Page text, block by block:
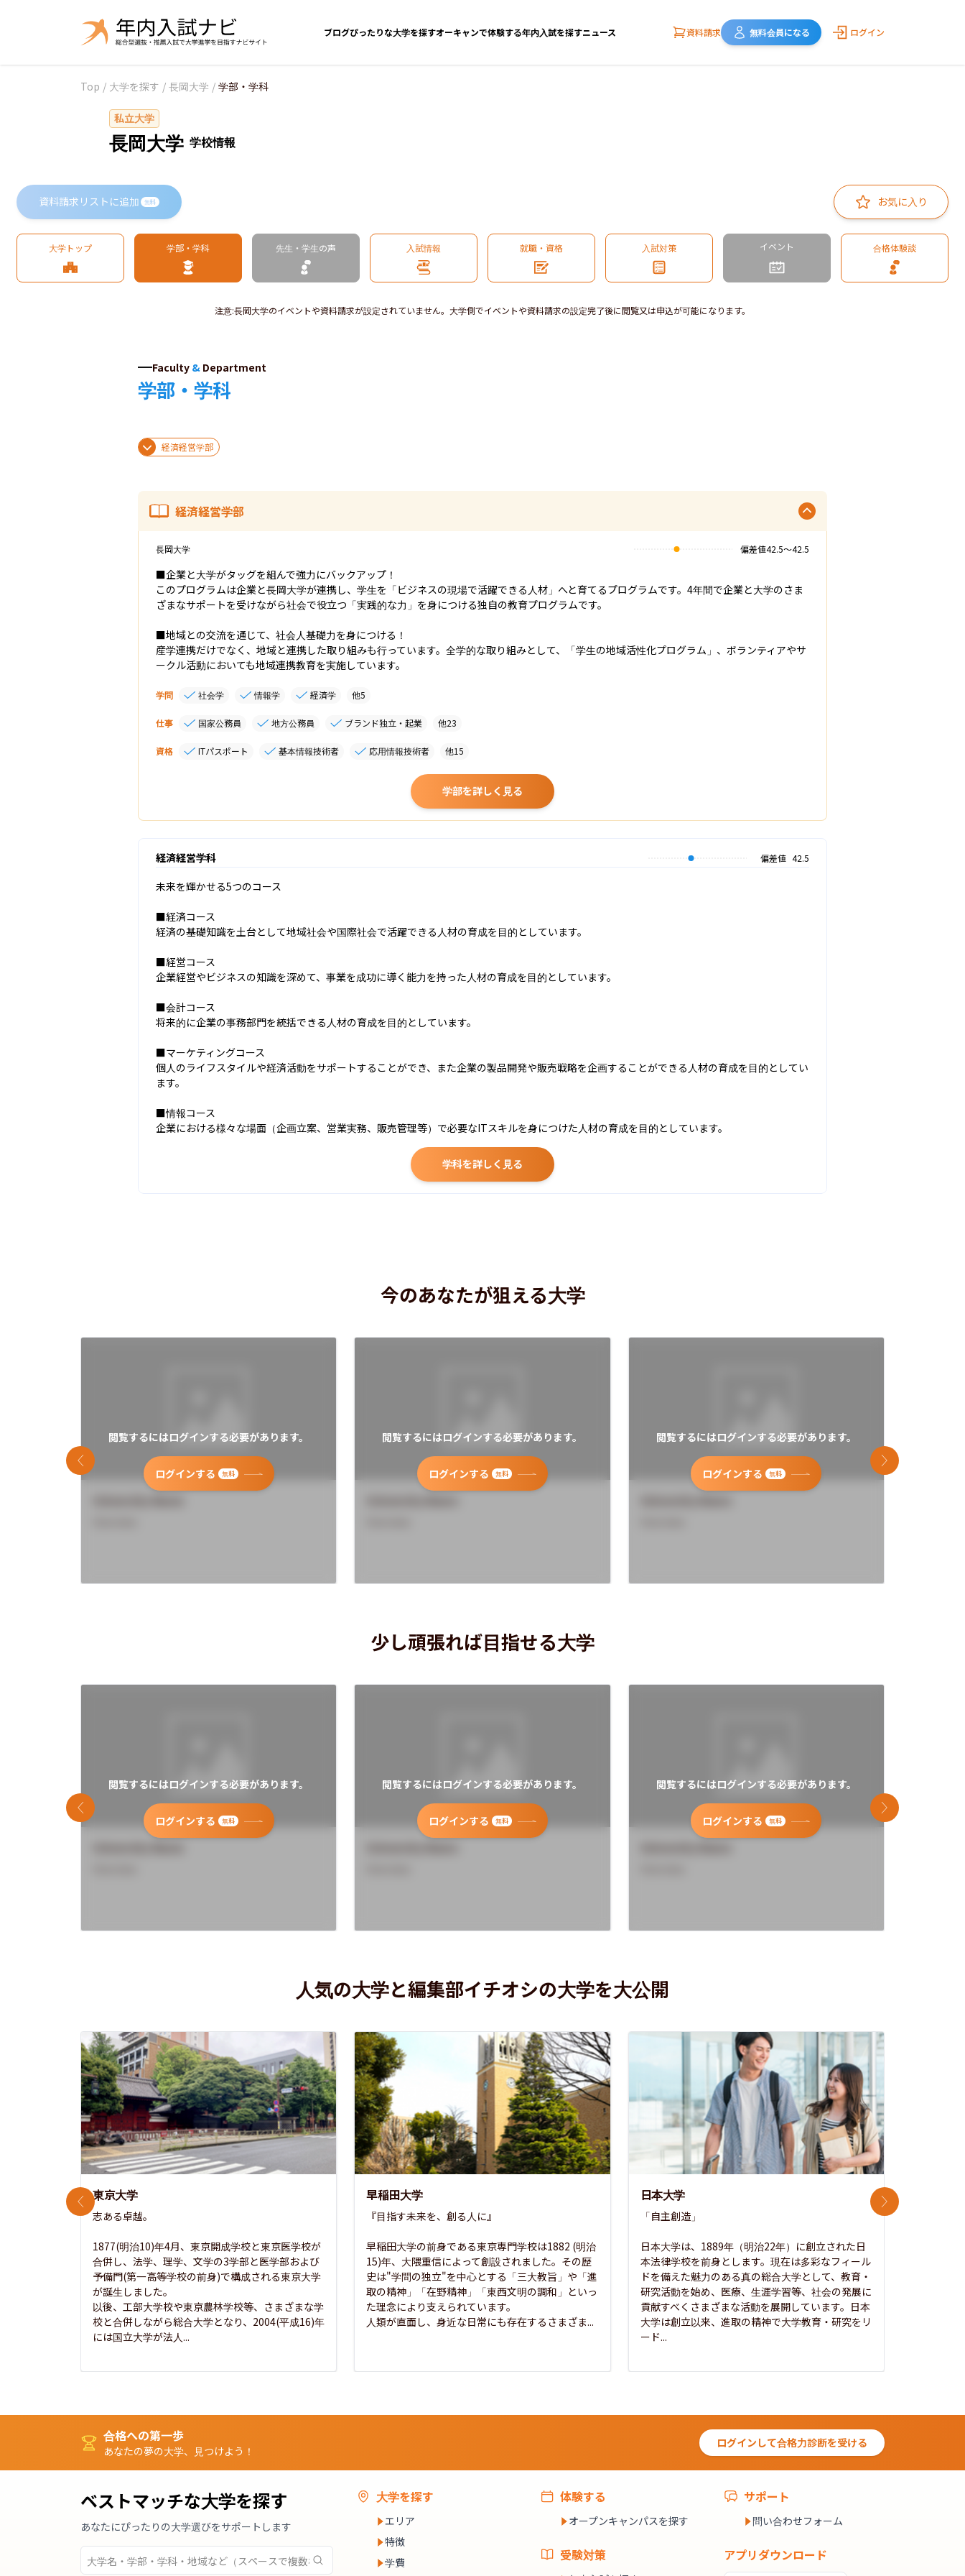
ブログぴったりな大学を探すオーキャンで体験する年内入試を探すニュース 資料請求 無料会員になる ログイン
Top / 大学を探す / 長岡大学 / 学部・学科
私立大学
長岡大学 学校情報
資料請求リストに追加 無料 お気に入り
大学トップ 学部・学科 先生・学生の声 入試情報 就職・資格 入試対策 イベント 合格体験談
注意:長岡大学のイベントや資料請求が設定されていません。大学側でイベントや資料請求の設定完了後に閲覧又は申込が可能になります。
Faculty & Department
学部・学科
経済経営学部
経済経営学部
長岡大学 偏差値42.5〜42.5
■企業と大学がタッグを組んで強力にバックアップ！
このプログラムは企業と長岡大学が連携し、学生を「ビジネスの現場で活躍できる人材」へと育てるプログラムです。4年間で企業と大学のさま
ざまなサポートを受けながら社会で役立つ「実践的な力」を身につける独自の教育プログラムです。
■地域との交流を通じて、社会人基礎力を身につける！
産学連携だけでなく、地域と連携した取り組みも行っています。全学的な取り組みとして、「学生の地域活性化プログラム」、ボランティアやサ
ークル活動においても地域連携教育を実施しています。
学問 社会学 情報学 経済学 他5
仕事 国家公務員 地方公務員 ブランド独立・起業 他23
資格 ITパスポート 基本情報技術者 応用情報技術者 他15
学部を詳しく見る
経済経営学科 偏差値 42.5
未来を輝かせる5つのコース
■経済コース
経済の基礎知識を土台として地域社会や国際社会で活躍できる人材の育成を目的としています。
■経営コース
企業経営やビジネスの知識を深めて、事業を成功に導く能力を持った人材の育成を目的としています。
■会計コース
将来的に企業の事務部門を統括できる人材の育成を目的としています。
■マーケティングコース
個人のライフスタイルや経済活動をサポートすることができ、また企業の製品開発や販売戦略を企画することができる人材の育成を目的としてい
ます。
■情報コース
企業における様々な場面（企画立案、営業実務、販売管理等）で必要なITスキルを身につけた人材の育成を目的としています。
学科を詳しく見る
今のあなたが狙える大学
閲覧するにはログインする必要があります。
ログインする 無料
閲覧するにはログインする必要があります。
ログインする 無料
閲覧するにはログインする必要があります。
ログインする 無料
前のスライド 次のスライド
少し頑張れば目指せる大学
閲覧するにはログインする必要があります。
ログインする 無料
閲覧するにはログインする必要があります。
ログインする 無料
閲覧するにはログインする必要があります。
ログインする 無料
前のスライド 次のスライド
人気の大学と編集部イチオシの大学を大公開
東京大学
志ある卓越。
1877(明治10)年4月、東京開成学校と東京医学校が
合併し、法学、理学、文学の3学部と医学部および
予備門(第一高等学校の前身)で構成される東京大学
が誕生しました。
以後、工部大学校や東京農林学校等、さまざまな学
校と合併しながら総合大学となり、2004(平成16)年
には国立大学が法人...
早稲田大学
『目指す未来を、創る人に』
早稲田大学の前身である東京専門学校は1882 (明治
15)年、大隈重信によって創設されました。その歴
史は"学問の独立"を中心とする「三大教旨」や「進
取の精神」「在野精神」「東西文明の調和」といっ
た理念により支えられています。
人類が直面し、身近な日常にも存在するさまざま...
日本大学
「自主創造」
日本大学は、1889年（明治22年）に創立された日
本法律学校を前身とします。現在は多彩なフィール
ドを備えた魅力のある真の総合大学として、教育・
研究活動を始め、医療、生涯学習等、社会の発展に
貢献すべくさまざまな活動を展開しています。日本
大学は創立以来、進取の精神で大学教育・研究をリ
ード...
前のスライド 次のスライド
合格への第一歩
あなたの夢の大学、見つけよう！
ログインして合格力診断を受ける
ベストマッチな大学を探す
あなたにぴったりの大学選びをサポートします
大学を探す
エリア
特徴
学費
体験する
オープンキャンパスを探す
受験対策
サポート
問い合わせフォーム
アプリダウンロード